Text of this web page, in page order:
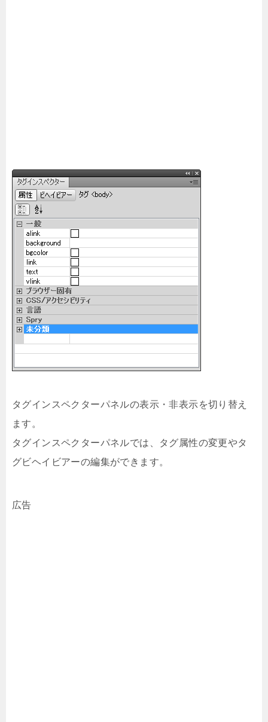
タグインスペクターパネルの表示・非表示を切り替え
ます。
タグインスペクターパネルでは、タグ属性の変更やタ
グビヘイビアーの編集ができます。
広告